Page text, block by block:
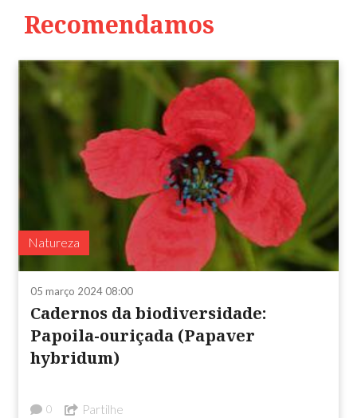
Recomendamos
Natureza
05 março 2024 08:00
Cadernos da biodiversidade:
Papoila-ouriçada (Papaver
hybridum)
0 Partilhe